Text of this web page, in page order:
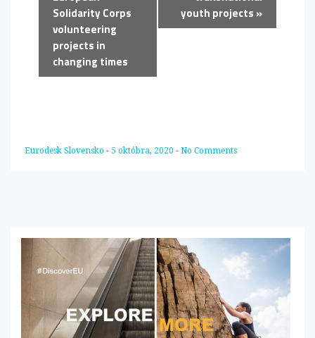
Solidarity Corps
volunteering
projects in
changing times
youth projects »
Eurodesk Slovensko - 5 októbra, 2020 - No Comments